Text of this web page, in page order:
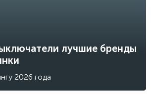
лучшие бренды
2026 года